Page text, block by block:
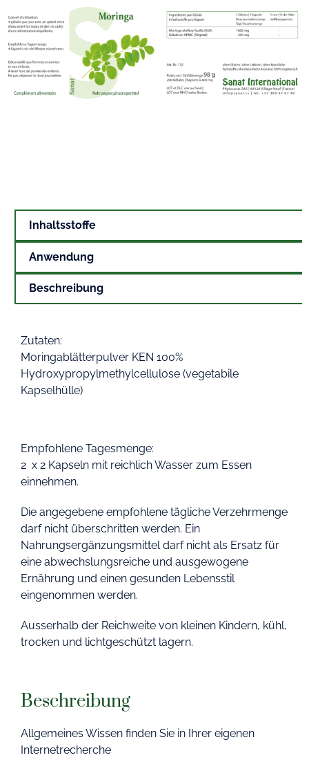
Inhaltsstoffe
Anwendung
Beschreibung
Zutaten:
Moringablätterpulver KEN 100%
Hydroxypropylmethylcellulose (vegetabile
Kapselhülle)
Empfohlene Tagesmenge:
2 x 2 Kapseln mit reichlich Wasser zum Essen
einnehmen.
Die angegebene empfohlene tägliche Verzehrmenge
darf nicht überschritten werden. Ein
Nahrungsergänzungsmittel darf nicht als Ersatz für
eine abwechslungsreiche und ausgewogene
Ernährung und einen gesunden Lebensstil
eingenommen werden.
Ausserhalb der Reichweite von kleinen Kindern, kühl,
trocken und lichtgeschützt lagern.
Beschreibung
Allgemeines Wissen finden Sie in Ihrer eigenen
Internetrecherche